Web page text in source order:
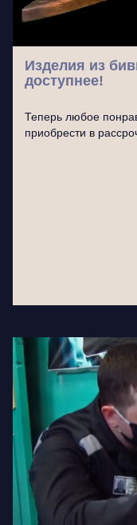
Изделия из
доступнее!
Теперь любое
приобрести в